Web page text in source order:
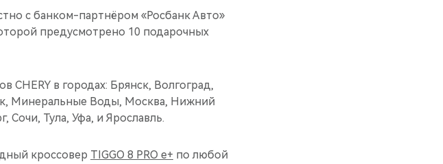
с банком-партнёром «Росбанк Авто»
предусмотрено 10 подарочных
CHERY в городах: Брянск, Волгоград,
Минеральные Воды, Москва, Нижний
Тула, Уфа, и Ярославль.
кроссовер TIGGO 8 PRO e+ по любой